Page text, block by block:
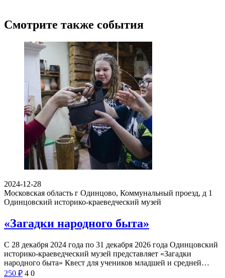
Смотрите также события
2024-12-28
Московская область г Одинцово, Коммунальный проезд, д 1
Одинцовский историко-краеведческий музей
«Загадки народного быта»
С 28 декабря 2024 года по 31 декабря 2026 года Одинцовский
историко-краеведческий музей представляет «Загадки
народного быта» Квест для учеников младшей и средней…
250 ₽ 4 0